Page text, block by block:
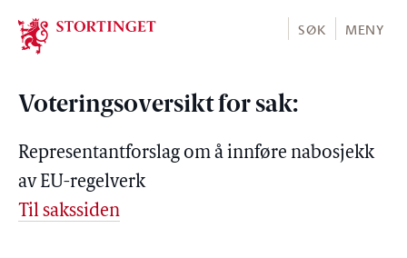
Stortinget.no
SØK MENY
Voteringsoversikt for sak:
Representantforslag om å innføre nabosjekk
av EU-regelverk
Til sakssiden